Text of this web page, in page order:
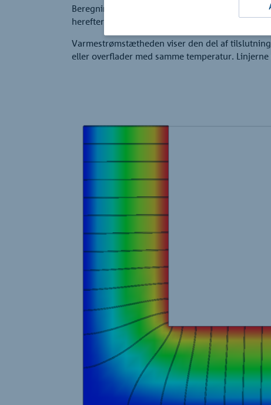
udkragninger
Andre referencer
Beregningsmodellen i henhold til finit-element-
herefter illustreres grafisk for en konstruktion.
Varmestrømstætheden viser den del af
eller overflader med samme temperatur.